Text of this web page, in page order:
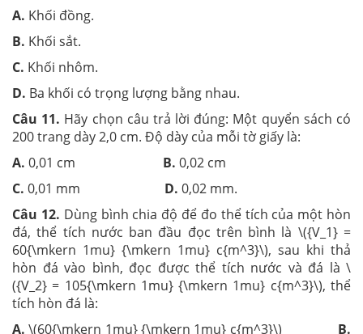
A. Khối đồng.
B. Khối sắt.
C. Khối nhôm.
D. Ba khối có trọng lượng bằng nhau.
Câu 11. Hãy chọn câu trả lời đúng: Một quyển sách có
200 trang dày 2,0 cm. Độ dày của mỗi tờ giấy là:
A. 0,01 cm B. 0,02 cm
C. 0,01 mm D. 0,02 mm.
Câu 12. Dùng bình chia độ để đo thể tích của một hòn
đá, thể tích nước ban đầu đọc trên bình là \({V_1} =
60{\mkern 1mu} {\mkern 1mu} c{m^3}\), sau khi thả
hòn đá vào bình, đọc được thể tích nước và đá là \
({V_2} = 105{\mkern 1mu} {\mkern 1mu} c{m^3}\), thể
tích hòn đá là:
A. \(60{\mkern 1mu} {\mkern 1mu} c{m^3}\) B.